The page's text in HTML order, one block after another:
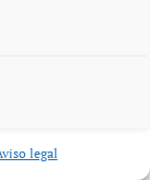
legal